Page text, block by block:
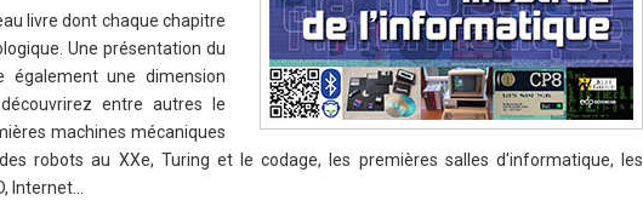
livre dont chaque chapitre
Une présentation du
également une dimension
entre autres le
machines mécaniques
robots au XXe, Turing et le codage, les premières salles d'informatique, les
Internet…